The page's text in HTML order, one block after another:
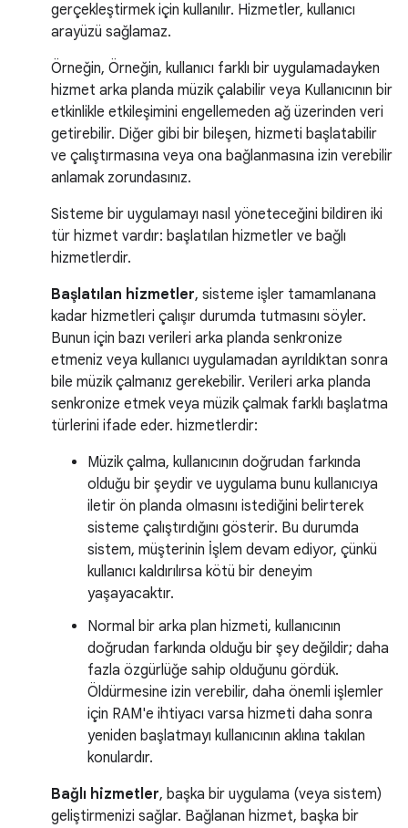
gerçekleştirmek için kullanılır. Hizmetler, kullanıcı
arayüzü sağlamaz.
Örneğin, Örneğin, kullanıcı farklı bir uygulamadayken
hizmet arka planda müzik çalabilir veya Kullanıcının bir
etkinlikle etkileşimini engellemeden ağ üzerinden veri
getirebilir. Diğer gibi bir bileşen, hizmeti başlatabilir
ve çalıştırmasına veya ona bağlanmasına izin verebilir
anlamak zorundasınız.
Sisteme bir uygulamayı nasıl yöneteceğini bildiren iki
tür hizmet vardır: başlatılan hizmetler ve bağlı
hizmetlerdir.
Başlatılan hizmetler, sisteme işler tamamlanana
kadar hizmetleri çalışır durumda tutmasını söyler.
Bunun için bazı verileri arka planda senkronize
etmeniz veya kullanıcı uygulamadan ayrıldıktan sonra
bile müzik çalmanız gerekebilir. Verileri arka planda
senkronize etmek veya müzik çalmak farklı başlatma
türlerini ifade eder. hizmetlerdir:
Müzik çalma, kullanıcının doğrudan farkında
olduğu bir şeydir ve uygulama bunu kullanıcıya
iletir ön planda olmasını istediğini belirterek
sisteme çalıştırdığını gösterir. Bu durumda
sistem, müşterinin İşlem devam ediyor, çünkü
kullanıcı kaldırılırsa kötü bir deneyim
yaşayacaktır.
Normal bir arka plan hizmeti, kullanıcının
doğrudan farkında olduğu bir şey değildir; daha
fazla özgürlüğe sahip olduğunu gördük.
Öldürmesine izin verebilir, daha önemli işlemler
için RAM'e ihtiyacı varsa hizmeti daha sonra
yeniden başlatmayı kullanıcının aklına takılan
konulardır.
Bağlı hizmetler, başka bir uygulama (veya sistem)
geliştirmenizi sağlar. Bağlanan hizmet, başka bir